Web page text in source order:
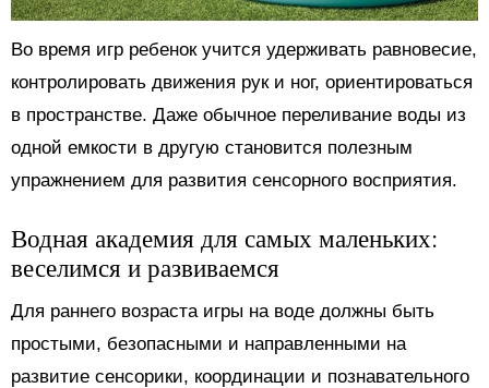
Во время игр ребенок учится удерживать равновесие,
контролировать движения рук и ног, ориентироваться
в пространстве. Даже обычное переливание воды из
одной емкости в другую становится полезным
упражнением для развития сенсорного восприятия.
Водная академия для самых маленьких:
веселимся и развиваемся
Для раннего возраста игры на воде должны быть
простыми, безопасными и направленными на
развитие сенсорики, координации и познавательного